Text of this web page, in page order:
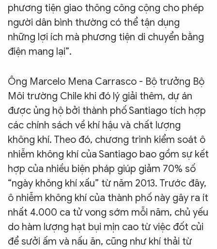
phương tiện giao thông công cộng cho phép
người dân bình thường có thể tận dụng
những lợi ích mà phương tiện di chuyển bằng
điện mang lại”.
Ông Marcelo Mena Carrasco - Bộ trưởng Bộ
Môi trường Chile khi đó lý giải thêm, dự án
được ủng hộ bởi thành phố Santiago tích hợp
các chính sách về khí hậu và chất lượng
không khí. Theo đó, chương trình kiểm soát ô
nhiễm không khí của Santiago bao gồm sự kết
hợp của nhiều biện pháp giúp giảm 70% số
“ngày không khí xấu” từ năm 2013. Trước đây,
ô nhiễm không khí của thành phố này gây ra ít
nhất 4.000 ca tử vong sớm mỗi năm, chủ yếu
do hàm lượng hạt bụi mịn cao từ việc đốt củi
để sưởi ấm và nấu ăn, cũng như khí thải từ